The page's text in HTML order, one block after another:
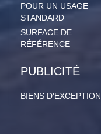
POUR UN USAGE
STANDARD
SURFACE DE
RÉFÉRENCE
PUBLICITÉ
BIENS D'EXCEPTION